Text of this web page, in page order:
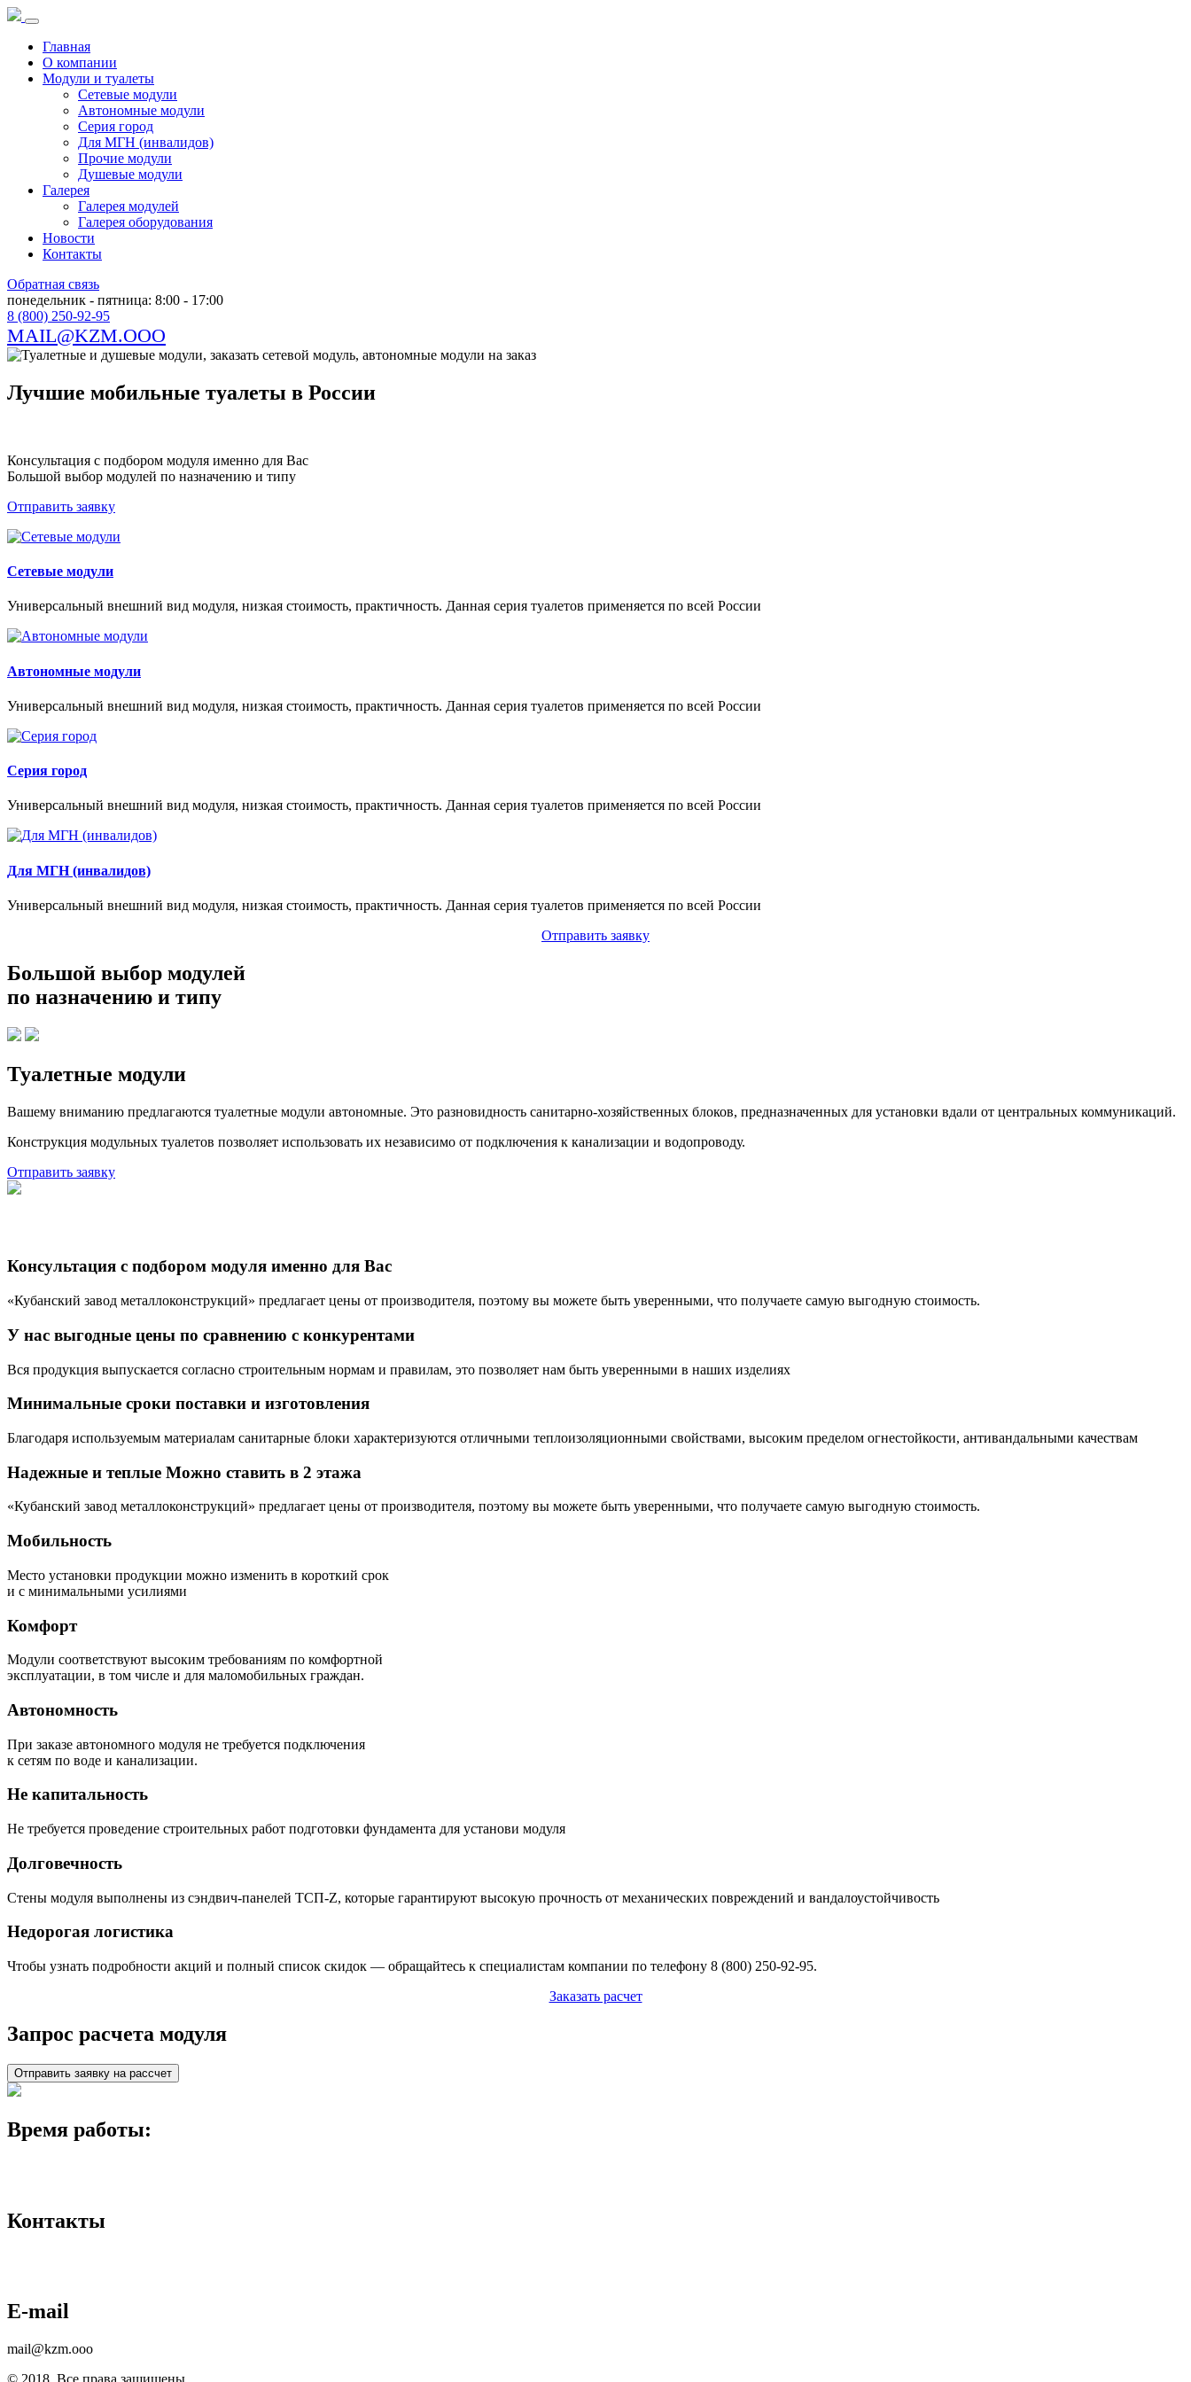
Главная
О компании
Модули и туалеты
Сетевые модули
Автономные модули
Серия город
Для МГН (инвалидов)
Прочие модули
Душевые модули
Галерея
Галерея модулей
Галерея оборудования
Новости
Контакты
Обратная связь
понедельник - пятница: 8:00 - 17:00
8 (800) 250-92-95
MAIL@KZM.OOO
Лучшие мобильные туалеты в России
Консультация с подбором модуля именно для Вас
Большой выбор модулей по назначению и типу
Отправить заявку
Сетевые модули
Универсальный внешний вид модуля, низкая стоимость, практичность. Данная серия туалетов применяется по всей России
Автономные модули
Универсальный внешний вид модуля, низкая стоимость, практичность. Данная серия туалетов применяется по всей России
Серия город
Универсальный внешний вид модуля, низкая стоимость, практичность. Данная серия туалетов применяется по всей России
Для МГН (инвалидов)
Универсальный внешний вид модуля, низкая стоимость, практичность. Данная серия туалетов применяется по всей России
Отправить заявку
Большой выбор модулей
по назначению и типу
Туалетные модули
Вашему вниманию предлагаются туалетные модули автономные. Это разновидность санитарно-хозяйственных блоков, предназначенных для установки вдали от центральных коммуникаций.
Конструкция модульных туалетов позволяет использовать их независимо от подключения к канализации и водопроводу.
Отправить заявку
Консультация с подбором модуля именно для Вас
«Кубанский завод металлоконструкций» предлагает цены от производителя, поэтому вы можете быть уверенными, что получаете самую выгодную стоимость.
У нас выгодные цены по сравнению с конкурентами
Вся продукция выпускается согласно строительным нормам и правилам, это позволяет нам быть уверенными в наших изделиях
Минимальные сроки поставки и изготовления
Благодаря используемым материалам санитарные блоки характеризуются отличными теплоизоляционными свойствами, высоким пределом огнестойкости, антивандальными качествам
Надежные и теплые Можно ставить в 2 этажа
«Кубанский завод металлоконструкций» предлагает цены от производителя, поэтому вы можете быть уверенными, что получаете самую выгодную стоимость.
Мобильность
Место установки продукции можно изменить в короткий срок
и с минимальными усилиями
Комфорт
Модули соответствуют высоким требованиям по комфортной
эксплуатации, в том числе и для маломобильных граждан.
Автономность
При заказе автономного модуля не требуется подключения
к сетям по воде и канализации.
Не капитальность
Не требуется проведение строительных работ подготовки фундамента для установи модуля
Долговечность
Стены модуля выполнены из сэндвич-панелей ТСП-Z, которые гарантируют высокую прочность от механических повреждений и вандалоустойчивость
Недорогая логистика
Чтобы узнать подробности акций и полный список скидок — обращайтесь к специалистам компании по телефону 8 (800) 250-92-95.
Заказать расчет
Запрос расчета модуля
Отправить заявку на рассчет
Время работы:
Контакты
E-mail
mail@kzm.ooo